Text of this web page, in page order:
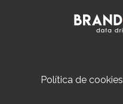
Política de cookies